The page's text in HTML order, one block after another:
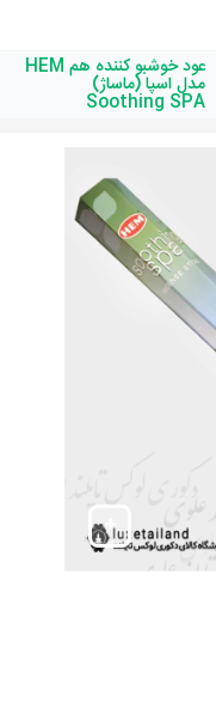
عود خوشبو کننده هم HEM
مدل اسپا (ماساژ)
Soothing SPA